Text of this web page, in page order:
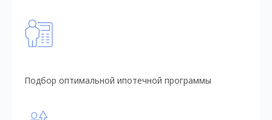
Подбор оптимальной ипотечной программы